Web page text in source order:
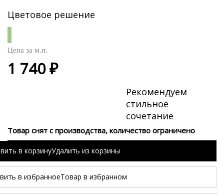
Цветовое решение
Рекомендуем
стильное
сочетание
Цена за м.п.
1 740 ₽
Товар снят с производства, количество ограничено
в корзинуУдалить из корзины
в избранноеТовар в избранном